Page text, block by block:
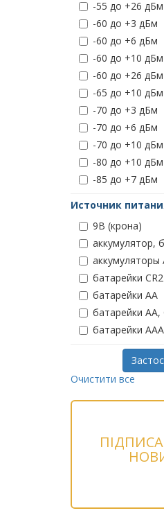
-55 до +26 дБм
-60 до +3 дБм
-60 до +6 дБм
-60 до +10 дБм
-60 до +26 дБм
-65 до +10 дБм
-70 до +3 дБм
-70 до +6 дБм
-70 до +10 дБм
-80 до +10 дБм
-85 до +7 дБм
Источник
9В (крона)
аккумулятор,
аккумуляторы
батарейки CR2
батарейки АА
батарейки АА,
батарейки ААА
Очистити все